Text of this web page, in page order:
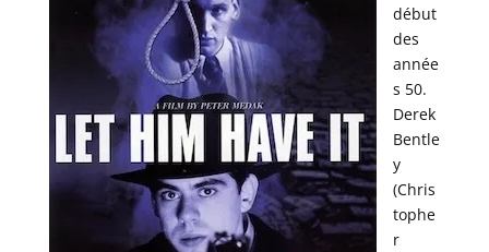
début
des
année
s 50.
Derek
Bentle
y
(Chris
tophe
r